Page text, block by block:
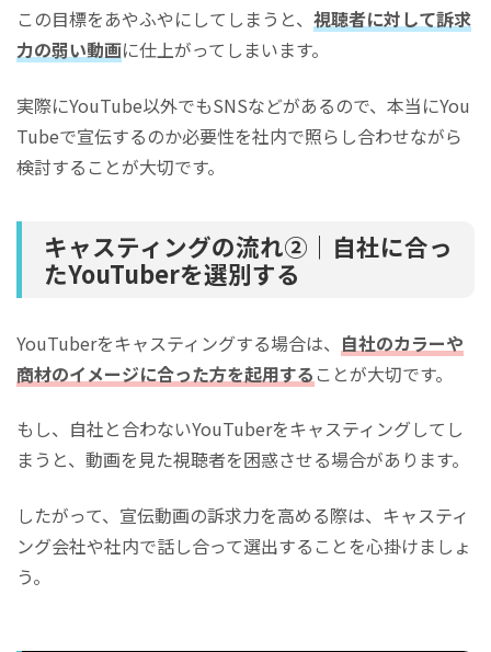
この目標をあやふやにしてしまうと、 視聴者に対して訴求
力の弱い動画に仕上がってしまいます。
実際にYouTube以外でもSNSなどがあるので、本当にYou
Tubeで宣伝するのか必要性を社内で照らし合わせながら
検討することが大切です。
キャスティングの流れ②｜自社に合っ
たYouTuberを選別する
YouTuberをキャスティングする場合は、 自社のカラーや
商材のイメージに合った方を起用する ことが大切です。
もし、自社と合わないYouTuberをキャスティングしてし
まうと、動画を見た視聴者を困惑させる場合があります。
したがって、宣伝動画の訴求力を高める際は、キャスティ
ング会社や社内で話し合って選出することを心掛けましょ
う。